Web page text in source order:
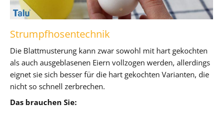
Strumpfhosentechnik
Die Blattmusterung kann zwar sowohl mit hart gekochten
als auch ausgeblasenen Eiern vollzogen werden, allerdings
eignet sie sich besser für die hart gekochten Varianten, die
nicht so schnell zerbrechen.
Das brauchen Sie: